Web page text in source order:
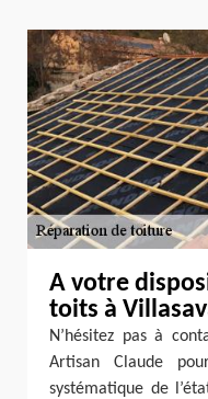
A votre
toits à
N’hésitez pas à
Artisan Claude
systématique de